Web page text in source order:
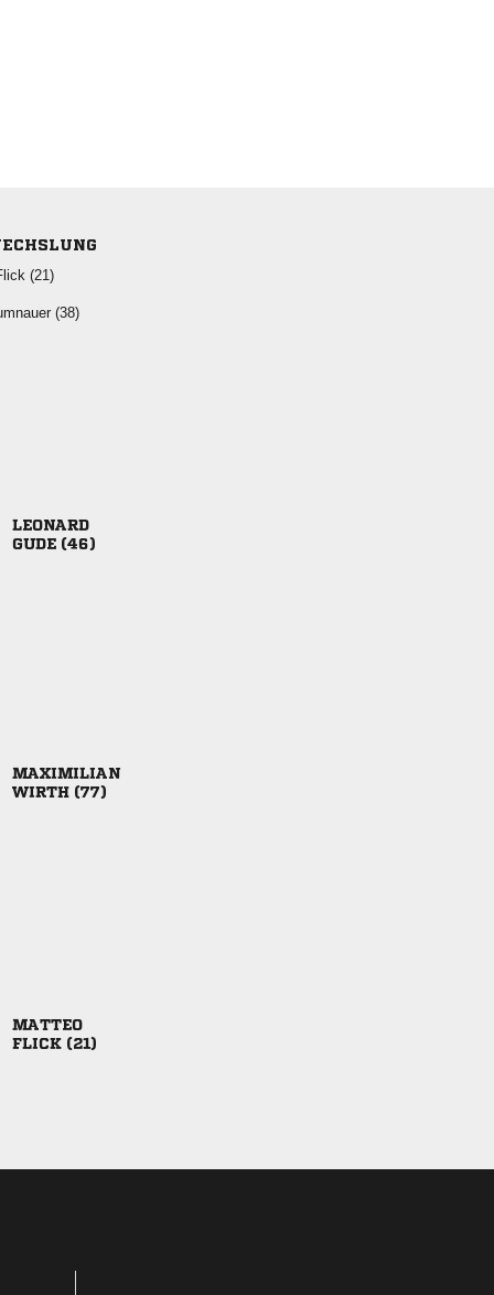



 

 

 